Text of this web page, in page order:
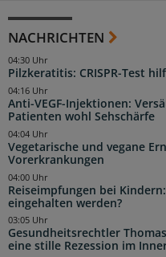
NACHRICHTEN
Pilzkeratitis: CRISPR-Test
04:30 Uhr
Anti-VEGF-Injektionen:
Patienten wohl Sehschärfe
04:16 Uhr
Vegetarische und vegane
Vorerkrankungen
04:04 Uhr
Reiseimpfungen bei
eingehalten werden?
04:00 Uhr
Gesundheitsrechtler
eine stille Rezession im
03:05 Uhr